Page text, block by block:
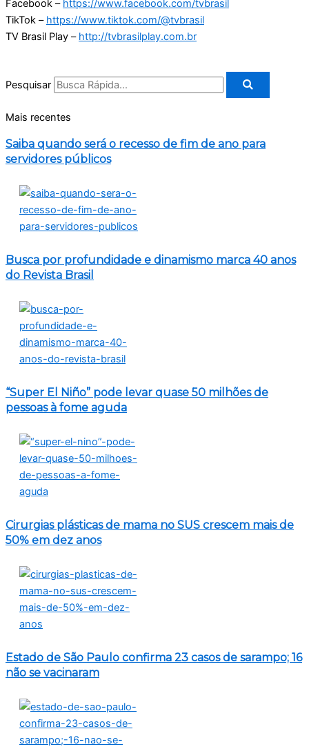
Facebook – https://www.facebook.com/tvbrasil
TikTok – https://www.tiktok.com/@tvbrasil
TV Brasil Play – http://tvbrasilplay.com.br
Pesquisar
Mais recentes
Saiba quando será o recesso de fim de ano para
servidores públicos
Busca por profundidade e dinamismo marca 40 anos
do Revista Brasil
“Super El Niño” pode levar quase 50 milhões de
pessoas à fome aguda
Cirurgias plásticas de mama no SUS crescem mais de
50% em dez anos
Estado de São Paulo confirma 23 casos de sarampo; 16
não se vacinaram